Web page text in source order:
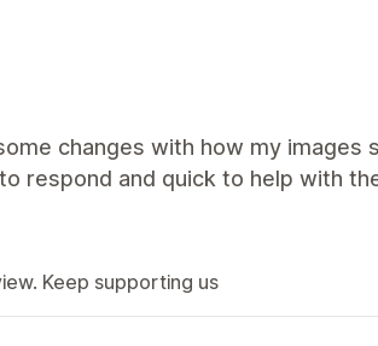
changes with how my images
respond and quick to help with
Keep supporting us